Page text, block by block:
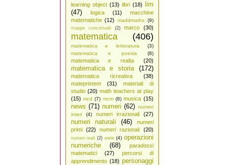
learning object (13) libri (18)
lim
(47)
logica (11)
macchine
matematiche (12) maddmaths (9)
mappe concettuali (2) marco (30)
matematica (406)
matematica e letteratura
(3)
matematica e poesia
(8)
matematica e realta (20)
matematica e storia (172)
matematica ricreativa
(38)
matepristem
(31)
materiali di
studio (20) math teachers at play
(15) mcd (7) mcm (8) musica (15)
news (71) numeri (62) numeri
interi
(4) numeri irrazionali (27)
numeri naturali (46)
numeri
primi
(22) numeri razionali (20)
numeri reali (2) oeis (4) operazioni
numeriche
(68)
paradossi
matematici
(27)
percorsi di
apprendimento (18) personaggi